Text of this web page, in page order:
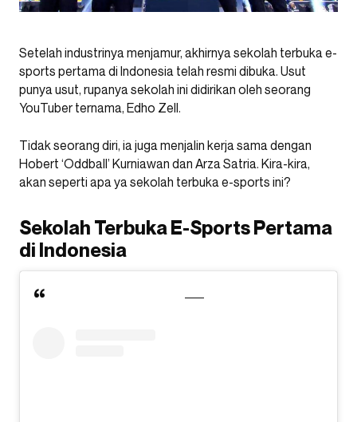
Setelah industrinya menjamur, akhirnya sekolah terbuka e-
sports pertama di Indonesia telah resmi dibuka. Usut
punya usut, rupanya sekolah ini didirikan oleh seorang
YouTuber ternama, Edho Zell.
Tidak seorang diri, ia juga menjalin kerja sama dengan
Hobert ‘Oddball’ Kurniawan dan Arza Satria. Kira-kira,
akan seperti apa ya sekolah terbuka e-sports ini?
Sekolah Terbuka E-Sports Pertama
di Indonesia